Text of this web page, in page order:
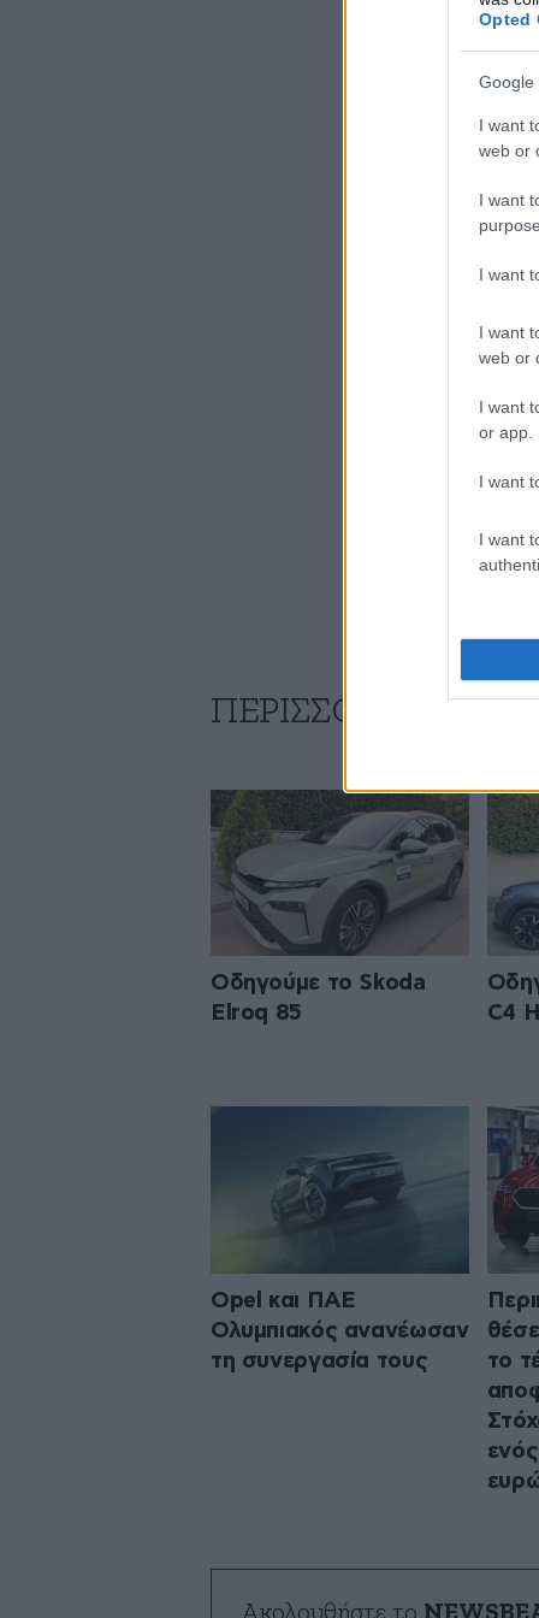
Opted
Google
I want
web or
I want
I want
I want
web or
I want
or app.
I want
I want
ΠΕΡΙΣΣΟΤΕΡΑ ΑΠΟ
Οδηγούμε το Skoda
Elroq 85
C4
Opel και ΠΑΕ
Ολυμπιακός ανανέωσαν
τη συνεργασία τους
το
Ακολουθήστε το